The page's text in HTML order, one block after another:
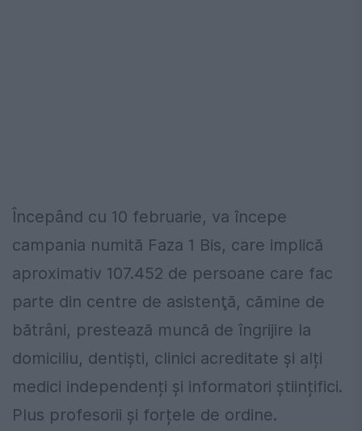
Începând cu 10 februarie, va începe
campania numită Faza 1 Bis, care implică
aproximativ 107.452 de persoane care fac
parte din centre de asistenţă, cămine de
bătrâni, prestează muncă de îngrijire la
domiciliu, dentiști, clinici acreditate și alți
medici independenți şi informatori științifici.
Plus profesorii și forțele de ordine.